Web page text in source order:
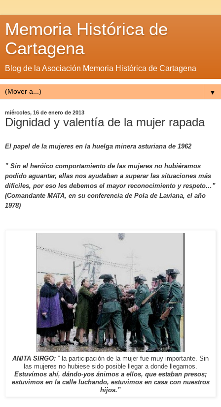
Memoria Histórica de
Cartagena
Blog de la Asociación Memoria Histórica de Cartagena
▼
miércoles, 16 de enero de 2013
Dignidad y valentía de la mujer rapada
El papel de la mujeres en la huelga minera asturiana de 1962
” Sin el heróico comportamiento de las mujeres no hubiéramos
podido aguantar, ellas nos ayudaban a superar las situaciones más
difíciles, por eso les debemos el mayor reconocimiento y respeto…”
(Comandante MATA, en su conferencia de Pola de Laviana, el año
1978)
ANITA SIRGO: ” la participación de la mujer fue muy importante. Sin
las mujeres no hubiese sido posible llegar a donde llegamos.
Estuvímos ahí, dándo-yos ánimos a ellos, que estaban presos;
estuvimos en la calle luchando, estuvimos en casa con nuestros
hijos.”